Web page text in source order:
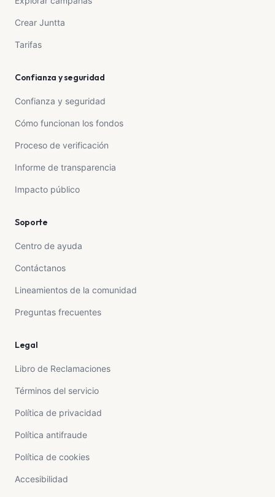
Crear Juntta
Tarifas
Confianza y seguridad
Confianza y seguridad
Cómo funcionan los fondos
Proceso de verificación
Informe de transparencia
Impacto público
Soporte
Centro de ayuda
Contáctanos
Lineamientos de la comunidad
Preguntas frecuentes
Legal
Libro de Reclamaciones
Términos del servicio
Política de privacidad
Política antifraude
Política de cookies
Accesibilidad